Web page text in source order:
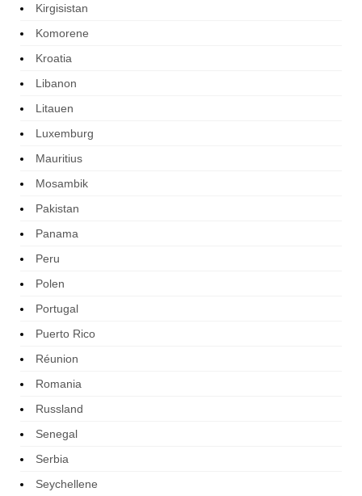
Kirgisistan
Komorene
Kroatia
Libanon
Litauen
Luxemburg
Mauritius
Mosambik
Pakistan
Panama
Peru
Polen
Portugal
Puerto Rico
Réunion
Romania
Russland
Senegal
Serbia
Seychellene